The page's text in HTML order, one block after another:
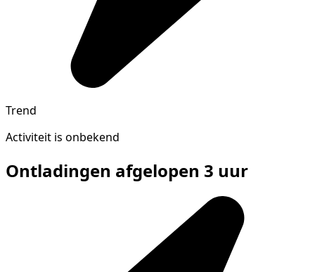
Trend
Activiteit is onbekend
Ontladingen afgelopen 3 uur